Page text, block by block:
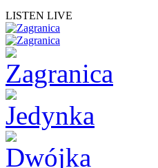
LISTEN LIVE